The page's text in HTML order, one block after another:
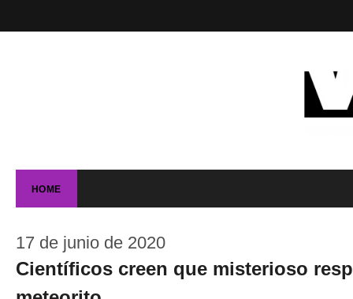
HOME
17 de junio de 2020
Científicos creen que misterioso